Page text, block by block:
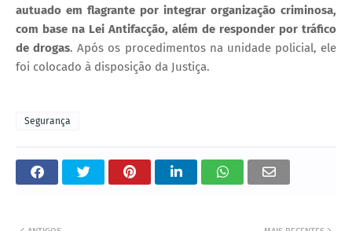
autuado em flagrante por integrar organização criminosa,
com base na Lei Antifacção, além de responder por tráfico
de drogas. Após os procedimentos na unidade policial, ele
foi colocado à disposição da Justiça.
Segurança